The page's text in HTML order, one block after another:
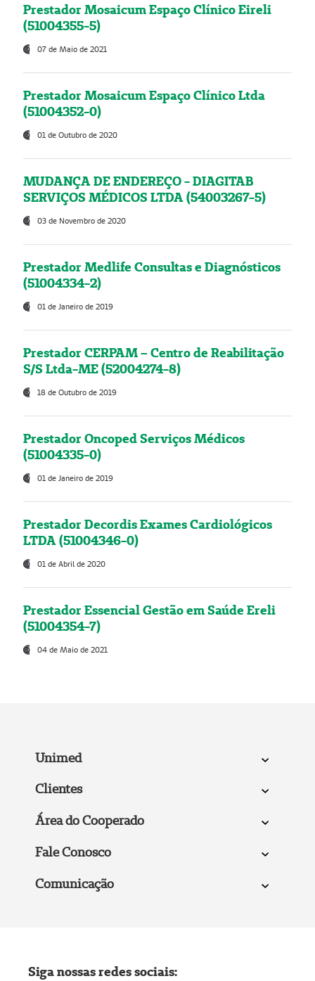
Prestador Mosaicum Espaço Clínico Eireli
(51004355-5)
07 de Maio de 2021
Prestador Mosaicum Espaço Clínico Ltda
(51004352-0)
01 de Outubro de 2020
MUDANÇA DE ENDEREÇO - DIAGITAB
SERVIÇOS MÉDICOS LTDA (54003267-5)
03 de Novembro de 2020
Prestador Medlife Consultas e Diagnósticos
(51004334-2)
01 de Janeiro de 2019
Prestador CERPAM – Centro de Reabilitação
S/S Ltda-ME (52004274-8)
18 de Outubro de 2019
Prestador Oncoped Serviços Médicos
(51004335-0)
01 de Janeiro de 2019
Prestador Decordis Exames Cardiológicos
LTDA (51004346-0)
01 de Abril de 2020
Prestador Essencial Gestão em Saúde Ereli
(51004354-7)
04 de Maio de 2021
Unimed
Clientes
Área do Cooperado
Fale Conosco
Comunicação
Siga nossas redes sociais: